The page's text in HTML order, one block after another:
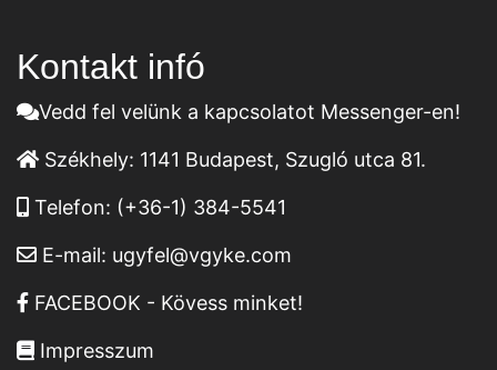
Kontakt infó
Vedd fel velünk a kapcsolatot Messenger-en!
Székhely: 1141 Budapest, Szugló utca 81.
Telefon: (+36-1) 384-5541
E-mail: ugyfel@vgyke.com
FACEBOOK - Kövess minket!
Impresszum